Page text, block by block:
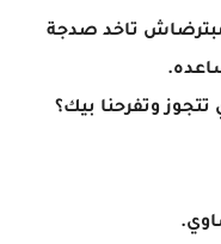
تاخد صدجة
وتفرحنا بيك؟